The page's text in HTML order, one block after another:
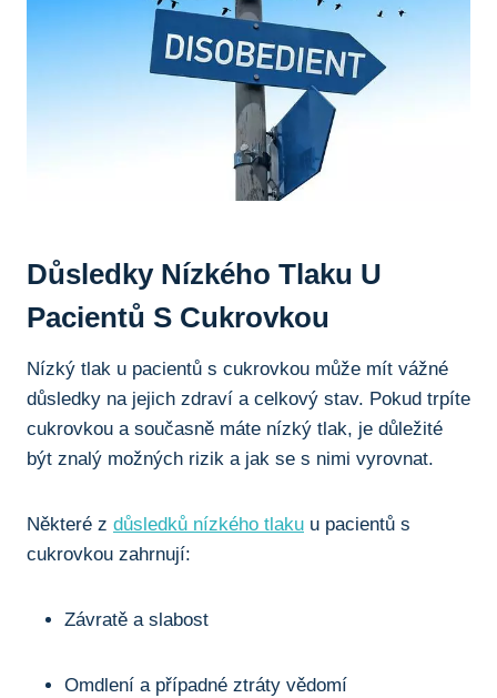
Důsledky Nízkého Tlaku U
Pacientů S Cukrovkou
Nízký tlak u pacientů s cukrovkou může mít vážné
důsledky na jejich zdraví a celkový stav. Pokud trpíte
cukrovkou a současně máte nízký tlak, je důležité
být znalý možných rizik a jak se s nimi vyrovnat.
Některé z důsledků nízkého tlaku u pacientů s
cukrovkou zahrnují:
Závratě a slabost
Omdlení a případné ztráty vědomí